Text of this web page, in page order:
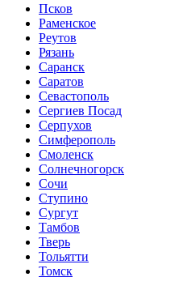
Псков
Раменское
Реутов
Рязань
Саранск
Саратов
Севастополь
Сергиев Посад
Серпухов
Симферополь
Смоленск
Солнечногорск
Сочи
Ступино
Сургут
Тамбов
Тверь
Тольятти
Томск